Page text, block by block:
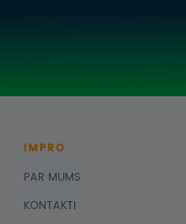
IMPRO
PAR MUMS
KONTAKTI